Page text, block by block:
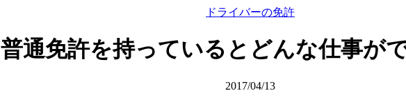
ドライバーの免許
普通免許を持っているとどんな仕事が
2017/04/13